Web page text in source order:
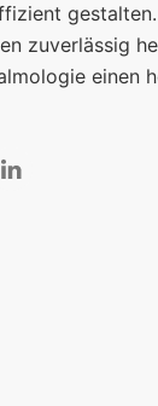
zuverlässig
einen